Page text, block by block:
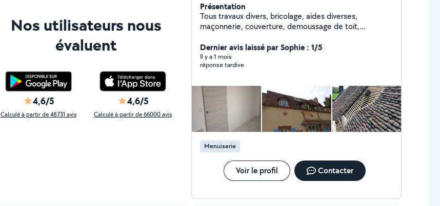
Nos utilisateurs nous
évaluent
4,6/5
Calculé à partir de 48731 avis
4,6/5
Calculé à partir de 66000 avis
Présentation
Tous travaux divers, bricolage, aides diverses,
maçonnerie, couverture, demoussage de toit,
d'éléments...etc
Dernier avis laissé par Sophie : 1/5
Il y a 1 mois
réponse tardive
Menuiserie
Voir le profil Contacter